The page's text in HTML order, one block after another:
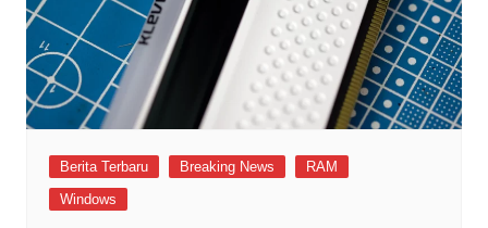
Berita Terbaru Breaking News
RAM
Windows